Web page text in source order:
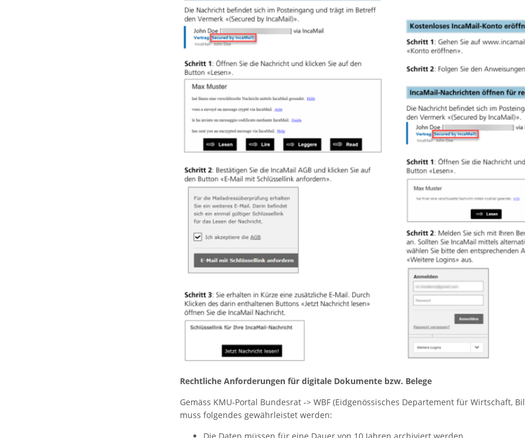
Rechtliche Anforderungen für digitale Dokumente bzw. Belege
Gemäss KMU-Portal Bundesrat -> WBF (Eidgenössisches Departement für Wirtschaft,
muss folgendes gewährleistet werden: